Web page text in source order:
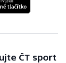
ČT sport